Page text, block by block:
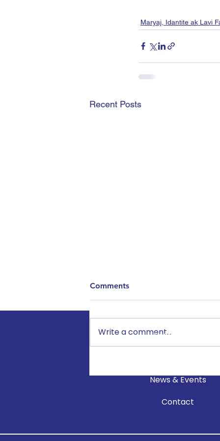
Maryaj, Idantite ak Lavi
Recent Posts
a: Kijan pou rete konekte
antanke nouvo paran
Comments
Write a comment...Testimonials
News & Events
Contact